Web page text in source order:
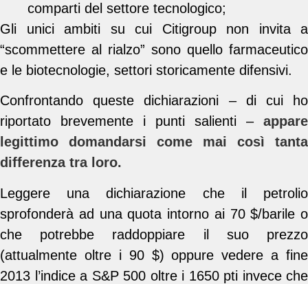
comparti del settore tecnologico;
Gli unici ambiti su cui Citigroup non invita a
“scommettere al rialzo” sono quello farmaceutico
e le biotecnologie, settori storicamente difensivi.
Confrontando queste dichiarazioni – di cui ho
riportato brevemente i punti salienti – appare
legittimo domandarsi come mai così tanta
differenza tra loro.
Leggere una dichiarazione che il petrolio
sprofonderà ad una quota intorno ai 70 $/barile o
che potrebbe raddoppiare il suo prezzo
(attualmente oltre i 90 $) oppure vedere a fine
2013 l’indice a S&P 500 oltre i 1650 pti invece che